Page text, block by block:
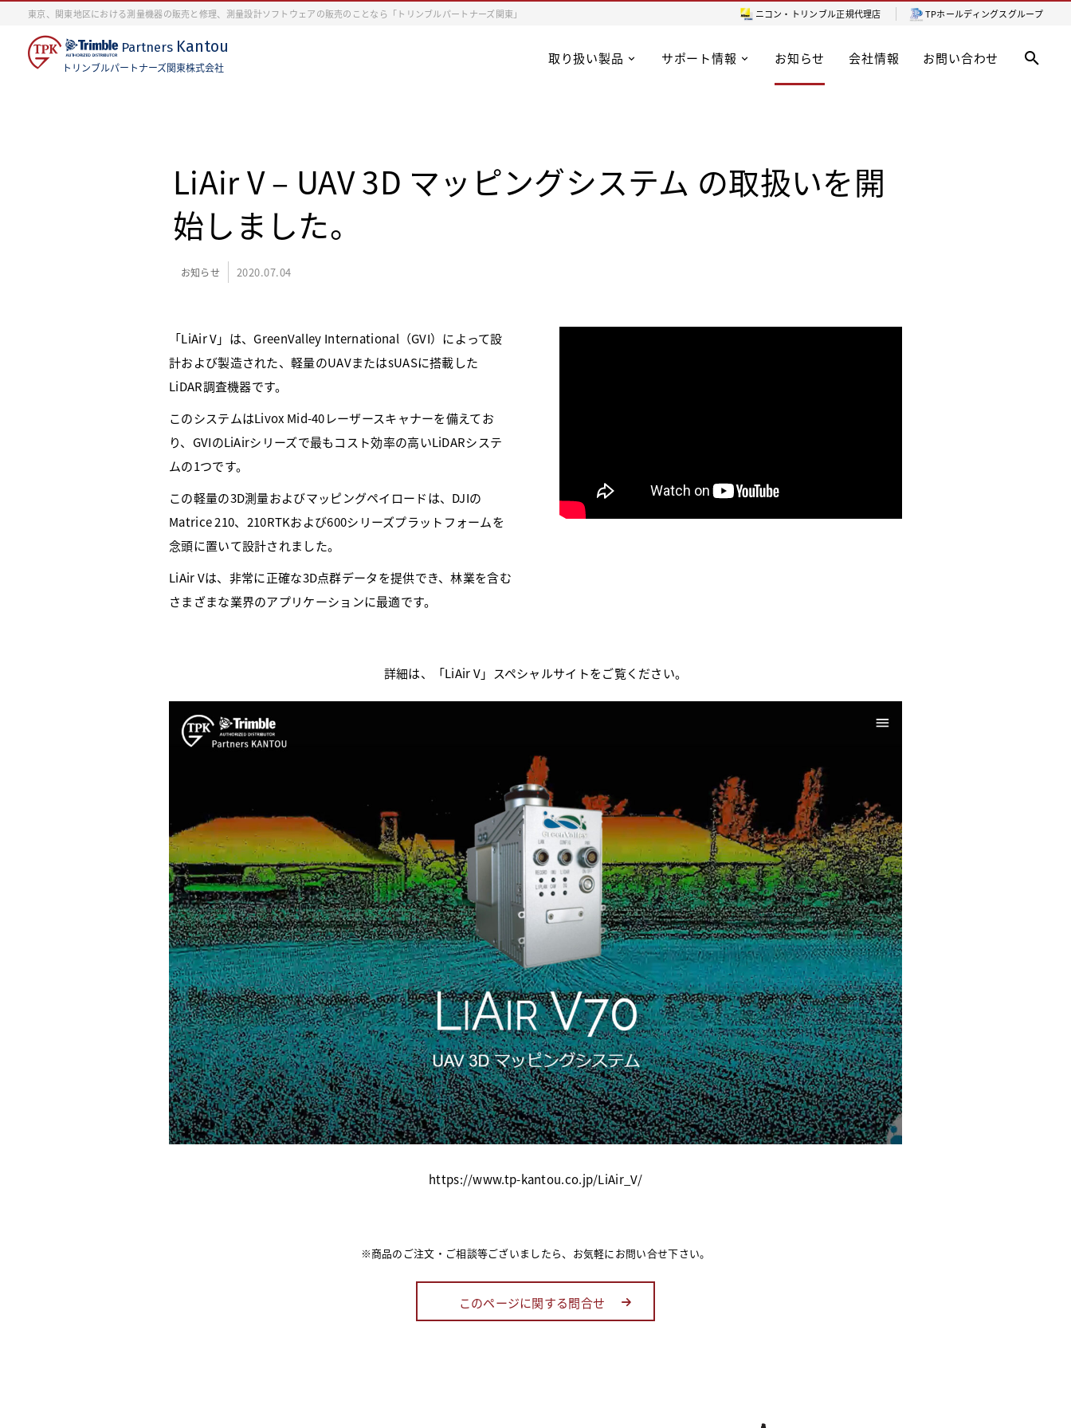
東京、関東地区における測量機器の販売と修理、測量設計ソフトウェアの販売のことなら「トリンブルパートナーズ関東」 ニコン・トリンブル正規代理店 TPホールディングスグループ
Partners Kantou
トリンブルパートナーズ関東株式会社
取り扱い製品 サポート情報 お知らせ 会社情報 お問い合わせ
LiAir V – UAV 3D マッピングシステム の取扱いを開
始しました。
お知らせ 2020.07.04
「LiAir V」は、GreenValley International（GVI）によって設
計および製造された、軽量のUAVまたはsUASに搭載した
LiDAR調査機器です。
このシステムはLivox Mid-40レーザースキャナーを備えてお
り、GVIのLiAirシリーズで最もコスト効率の高いLiDARシステ
ムの1つです。
この軽量の3D測量およびマッピングペイロードは、DJIの
Matrice 210、210RTKおよび600シリーズプラットフォームを
念頭に置いて設計されました。
LiAir Vは、非常に正確な3D点群データを提供でき、林業を含む
さまざまな業界のアプリケーションに最適です。
詳細は、「LiAir V」スペシャルサイトをご覧ください。
https://www.tp-kantou.co.jp/LiAir_V/
※商品のご注文・ご相談等ございましたら、お気軽にお問い合せ下さい。
このページに関する問合せ